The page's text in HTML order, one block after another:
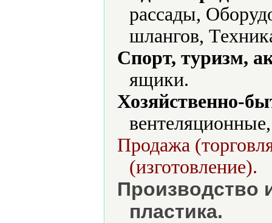
рассады,
шлангов,
Спорт, туризм,
ящики.
Хозяйственно-
Продажа
(изготовление).
Производство
пластика.